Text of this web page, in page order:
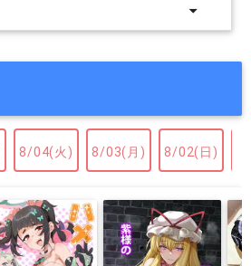
arrow_drop_down
8/04(火) 8/03(月) 8/02(日)